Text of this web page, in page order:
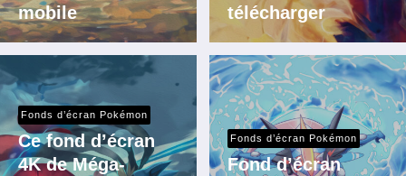
mobile
télécharger
Fonds d’écran Pokémon
Ce fond d’écran
4K de Méga-
Fonds d’écran Pokémon
Fond d’écran